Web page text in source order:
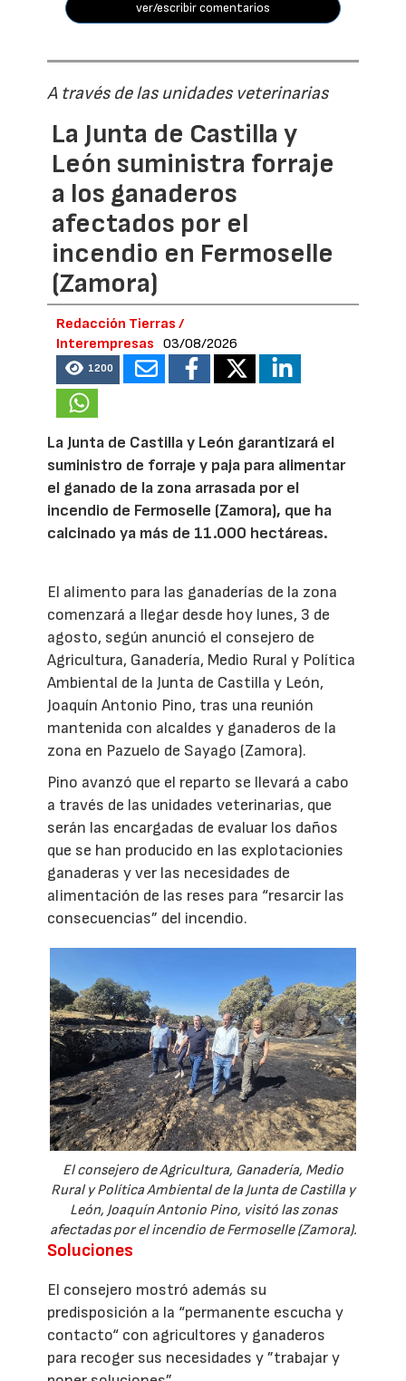
ver/escribir comentarios
A través de las unidades veterinarias
La Junta de Castilla y
León suministra forraje
a los ganaderos
afectados por el
incendio en Fermoselle
(Zamora)
Redacción Tierras /
Interempresas
03/08/2026
1200
La Junta de Castilla y León garantizará el
suministro de forraje y paja para alimentar
el ganado de la zona arrasada por el
incendio de Fermoselle (Zamora), que ha
calcinado ya más de 11.000 hectáreas.
El alimento para las ganaderías de la zona
comenzará a llegar desde hoy lunes, 3 de
agosto, según anunció el consejero de
Agricultura, Ganadería, Medio Rural y Política
Ambiental de la Junta de Castilla y León,
Joaquín Antonio Pino, tras una reunión
mantenida con alcaldes y ganaderos de la
zona en Pazuelo de Sayago (Zamora).
Pino avanzó que el reparto se llevará a cabo
a través de las unidades veterinarias, que
serán las encargadas de evaluar los daños
que se han producido en las explotacionies
ganaderas y ver las necesidades de
alimentación de las reses para “resarcir las
consecuencias” del incendio.
El consejero de Agricultura, Ganadería, Medio
Rural y Política Ambiental de la Junta de Castilla y
León, Joaquín Antonio Pino, visitó las zonas
afectadas por el incendio de Fermoselle (Zamora).
Soluciones
El consejero mostró además su
predisposición a la “permanente escucha y
contacto“ con agricultores y ganaderos
para recoger sus necesidades y ”trabajar y